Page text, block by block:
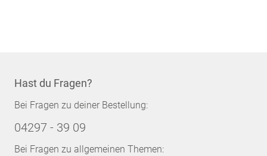
Hast du Fragen?
Bei Fragen zu deiner Bestellung:
04297 - 39 09
Bei Fragen zu allgemeinen Themen: